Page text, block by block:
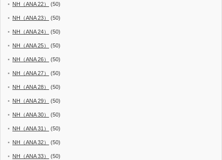
NH（ANA 22） (50)
NH（ANA 23） (50)
NH（ANA 24） (50)
NH（ANA 25） (50)
NH（ANA 26） (50)
NH（ANA 27） (50)
NH（ANA 28） (50)
NH（ANA 29） (50)
NH（ANA 30） (50)
NH（ANA 31） (50)
NH（ANA 32） (50)
NH（ANA 33） (50)